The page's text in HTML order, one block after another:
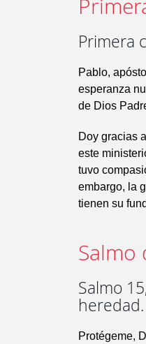
Primera
Pablo,
esperanza
de Dios
Doy gracias
este
tuvo
embargo, la
tienen su
Salmo
Salmo
heredad.
Protégeme,